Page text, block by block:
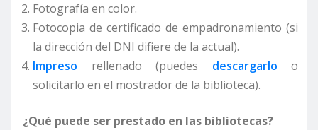
Fotografía en color.
Fotocopia de certificado de empadronamiento (si
la dirección del DNI difiere de la actual).
Impreso rellenado (puedes descargarlo o
solicitarlo en el mostrador de la biblioteca).
¿Qué puede ser prestado en las bibliotecas?